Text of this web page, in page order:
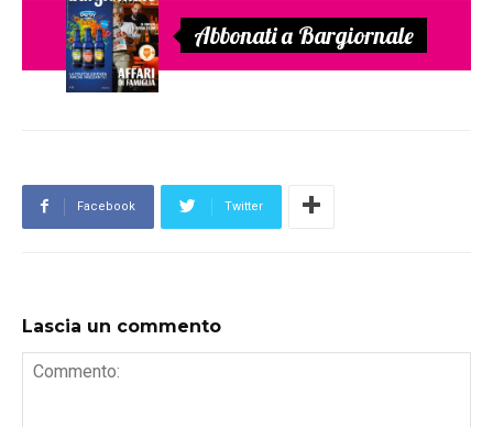
Abbonati a Bargiornale
Facebook Twitter
Lascia un commento